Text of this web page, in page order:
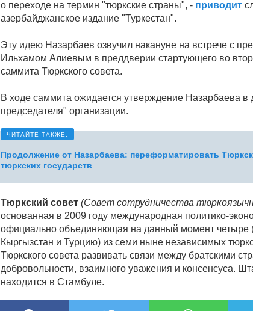
о переходе на термин "тюркские страны", - приводит
азербайджанское издание "Туркестан".
Эту идею Назарбаев озвучил накануне на встрече с
Ильхамом Алиевым в преддверии стартующего во
саммита Тюркского совета.
В ходе саммита ожидается утверждение Назарбаева в
председателя" организации.
Продолжение от Назарбаева: переформатировать
тюркских государств
Тюркский совет (Совет сотрудничества
основанная в 2009 году международная политико-
официально объединяющая на данный момент четыре
Кыргызстан и Турцию) из семи ныне независимых
Тюркского совета развивать связи между братскими
добровольности, взаимного уважения и консенсуса.
находится в Стамбуле.